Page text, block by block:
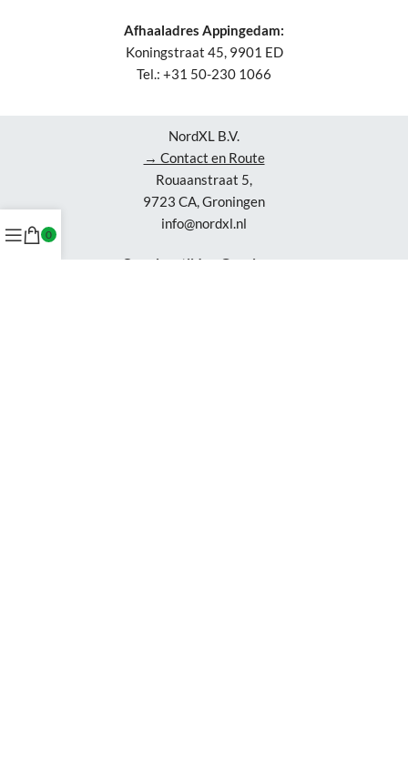
Afhaaladres Appingedam:
Koningstraat 45, 9901 ED
Tel.: +31 50-230 1066
NordXL B.V.
→ Contact en Route
Rouaanstraat 5,
9723 CA, Groningen
info@nordxl.nl
Openingstijden Groningen
0